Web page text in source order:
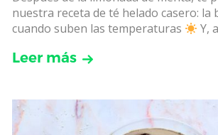
nuestra receta de té helado casero: la
cuando suben las temperaturas
Y,
Leer más